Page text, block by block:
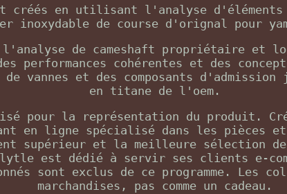
créés en utilisant l'analyse
inoxydable de course d'orignal pour
de cameshaft propriétaire et
performances cohérentes et des
vannes et des composants
en titane de l'oem.
pour la représentation du produit.
en ligne spécialisé dans les pièces
supérieur et la meilleure sélection
lytle est dédié à servir ses clients e-
sont exclus de ce programme. Les
marchandises, pas comme un cadeau.